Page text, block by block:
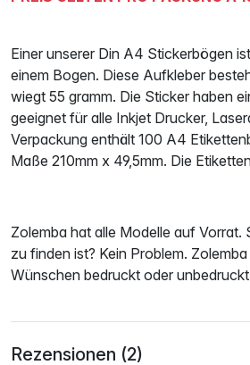
Einer unserer Din A4 Stickerbögen
einem Bogen. Diese Aufkleber
wiegt 55 gramm. Die Sticker haben
geeignet für alle Inkjet Drucker,
Verpackung enthält 100 A4
Maße 210mm x 49,5mm. Die
Zolemba hat alle Modelle auf
zu finden ist? Kein Problem.
Wünschen bedruckt oder
Rezensionen (2)